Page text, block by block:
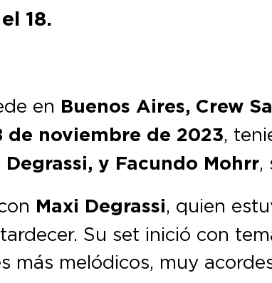
18.
en Buenos Aires, Crew
de noviembre de 2023,
Degrassi, y Facundo Mohrr,
Maxi Degrassi, quien
Su set inició con
más melódicos, muy